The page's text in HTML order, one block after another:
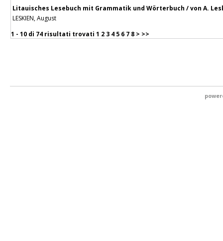
Litauisches Lesebuch mit Grammatik und Wörterbuch / von A.
LESKIEN, August
1 - 10 di 74 risultati trovati 1 2 3 4 5 6 7 8 > >>